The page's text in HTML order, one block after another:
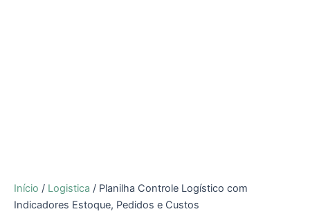
Início / Logistica / Planilha Controle Logístico com
Indicadores Estoque, Pedidos e Custos